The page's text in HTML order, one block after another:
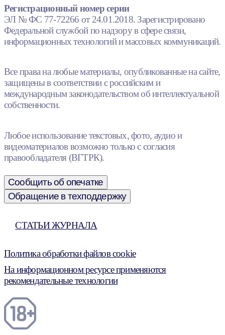
Регистрационный номер серии
ЭЛ № ФС 77-72266 от 24.01.2018. Зарегистрировано
Федеральной службой по надзору в сфере связи,
информационных технологий и массовых коммуникаций.
Все права на любые материалы, опубликованные на сайте,
защищены в соответствии с российским и
международным законодательством об интеллектуальной
собственности.
Любое использование текстовых, фото, аудио и
видеоматериалов возможно только с согласия
правообладателя (ВГТРК).
Сообщить об опечатке
Обращение в техподдержку
СТАТЬИ ЖУРНАЛА
Политика обработки файлов cookie
На информационном ресурсе применяются
рекомендательные технологии